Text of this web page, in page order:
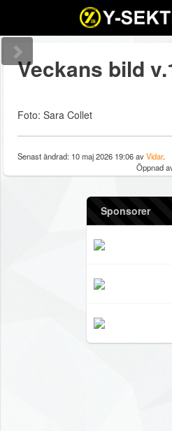
Veckans bild
Foto: Sara Collet
Senast ändrad: 10 maj 2026 19:06 avVidar.
Öppnad
Sponsorer